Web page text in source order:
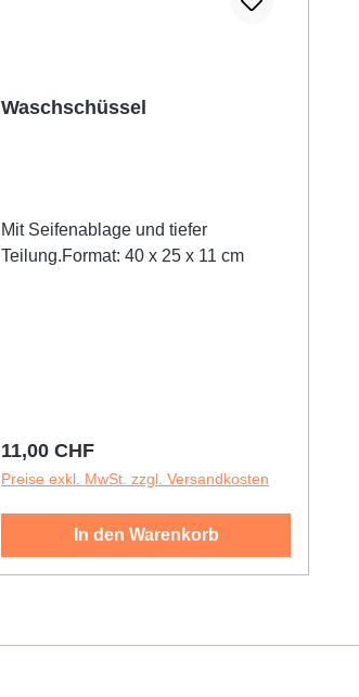
Waschschüssel
Mit Seifenablage und tiefer
Teilung.Format: 40 x 25 x 11 cm
Regulärer Preis:
11,00 CHF
Preise exkl. MwSt. zzgl. Versandkosten
In den Warenkorb